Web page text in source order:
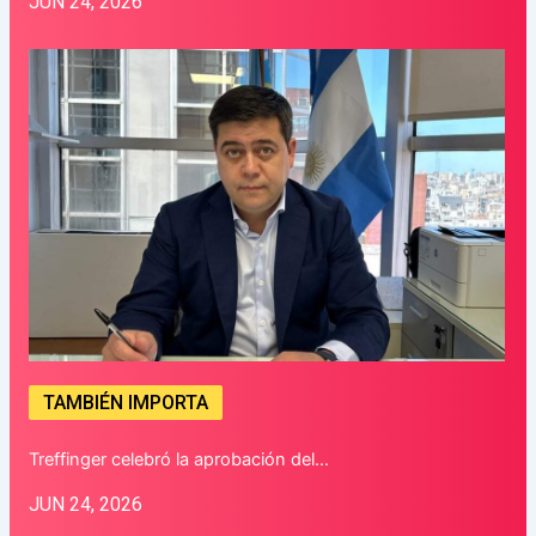
TAMBIÉN IMPORTA
Treffinger celebró la aprobación del…
JUN 24, 2026